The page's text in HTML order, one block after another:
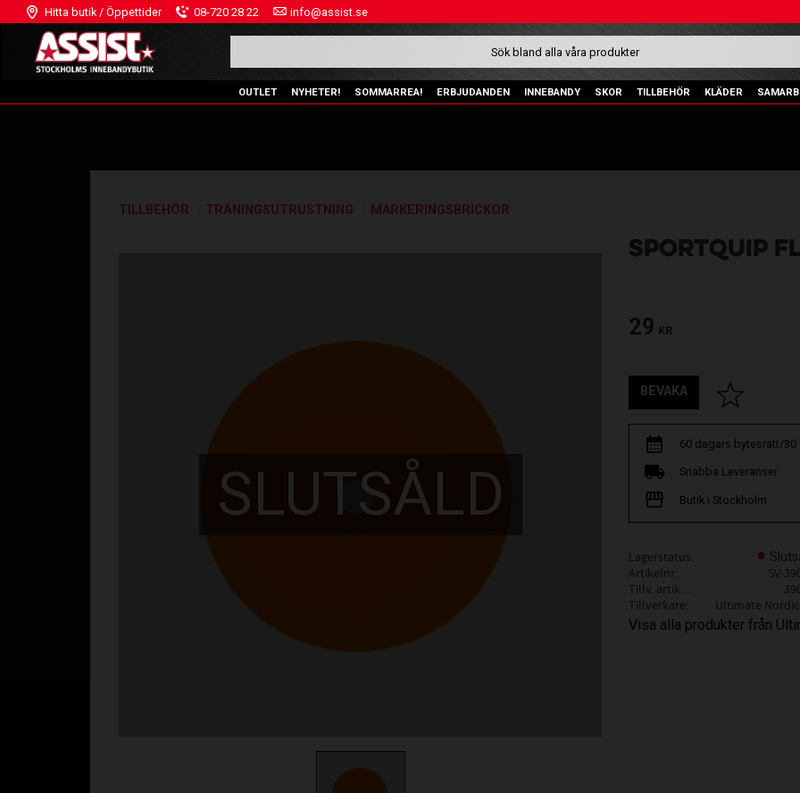
Hitta butik / Öppettider 08-720 28 22 info@assist.se
OUTLET NYHETER! SOMMARREA! ERBJUDANDEN INNEBANDY SKOR TILLBEHÖR KLÄDER
TILLBEHÖR TRÄNINGSUTRUSTNING MARKERINGSBRICKOR
SPORTQUIP
SLUTSÅLD
29 KR
Lägg till i
BEVAKA
60 dagars bytesrätt/
Snabba Leveranser
Butik i Stockholm
Lagerstatus
Artikelnr
SV-
Tillv. artikelnr
Tillverkare
Ultimate Nordic
Visa alla produkter från